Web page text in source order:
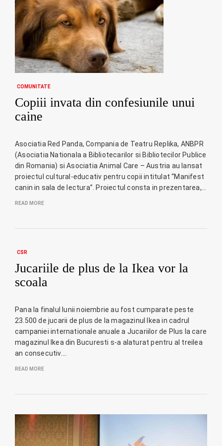
COMUNITATE
Copiii invata din confesiunile unui
caine
Asociatia Red Panda, Compania de Teatru Replika, ANBPR
(Asociatia Nationala a Bibliotecarilor si Bibliotecilor Publice
din Romania) si Asociatia Animal Care – Austria au lansat
proiectul cultural-educativ pentru copii intitulat “Manifest
canin in sala de lectura”. Proiectul consta in prezentarea,…
READ MORE
CSR
Jucariile de plus de la Ikea vor la
scoala
Pana la finalul lunii noiembrie au fost cumparate peste
23.500 de jucarii de plus de la magazinul Ikea in cadrul
campaniei internationale anuale a Jucariilor de Plus la care
magazinul Ikea din Bucuresti s-a alaturat pentru al treilea
an consecutiv.…
READ MORE